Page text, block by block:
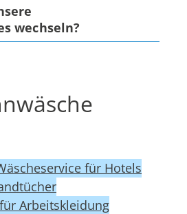
wechseln?
für Hotels
Arbeitskleidung